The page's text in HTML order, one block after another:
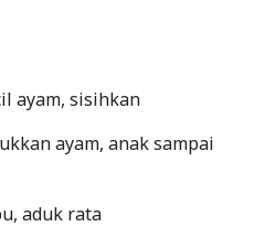
ayam, sisihkan
ayam, anak sampai
aduk rata